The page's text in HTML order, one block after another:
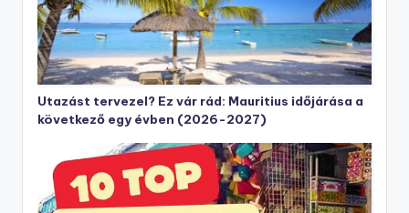
Utazást tervezel? Ez vár rád: Mauritius időjárása a
következő egy évben (2026-2027)